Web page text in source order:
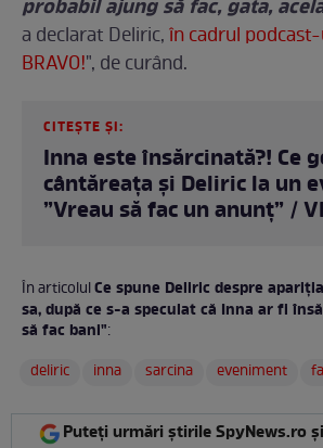
probabil ajung să fac, gata,
a declarat Deliric,în cadrul
BRAVO!", de curând.
CITEȘTE ȘI:
Inna este însărcinată?! Ce
cântăreața și Deliric la un
”Vreau să fac un anunț” /
În articolulCe spune Deliric despre
sa, după ce s-a speculat că Inna ar fi
să fac bani":
deliric
inna sarcina eveniment
Puteți urmări știrile SpyNews.ro